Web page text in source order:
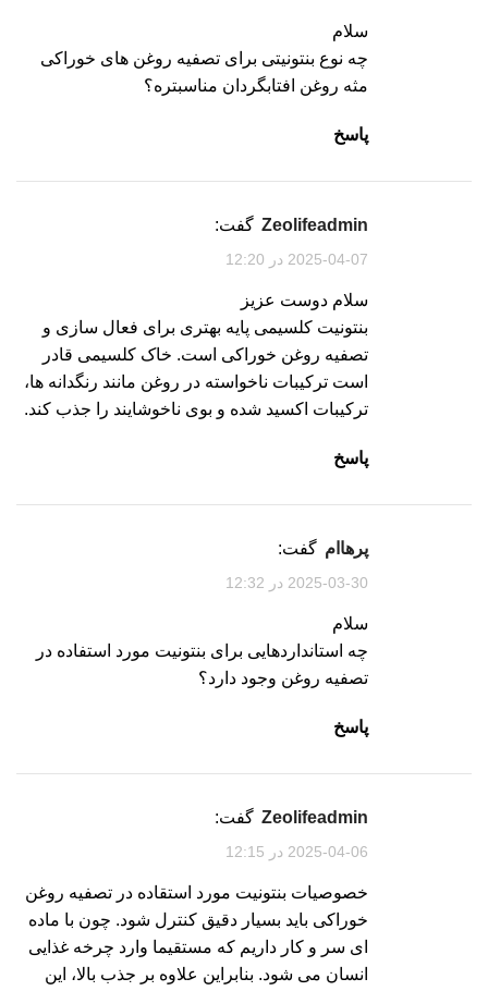
سلام
چه نوع بنتونیتی برای تصفیه روغن های خوراکی
مثه روغن افتابگردان مناسبتره؟
پاسخ
zeolifeadmin گفت:
2025-04-07 در 12:20
سلام دوست عزیز
بنتونیت کلسیمی پایه بهتری برای فعال سازی و
تصفیه روغن خوراکی است. خاک کلسیمی قادر
است ترکیبات ناخواسته در روغن مانند رنگدانه ها،
ترکیبات اکسید شده و بوی ناخوشایند را جذب کند.
پاسخ
پرهاام گفت:
2025-03-30 در 12:32
سلام
چه استانداردهایی برای بنتونیت مورد استفاده در
تصفیه روغن وجود دارد؟
پاسخ
zeolifeadmin گفت:
2025-04-06 در 12:15
خصوصیات بنتونیت مورد استقاده در تصفیه روغن
خوراکی باید بسیار دقیق کنترل شود. چون با ماده
ای سر و کار داریم که مستقیما وارد چرخه غذایی
انسان می شود. بنابراین علاوه بر جذب بالا، این